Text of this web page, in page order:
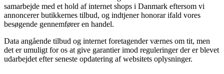
samarbejde med et hold af internet shops i Danmark eftersom vi
annoncerer butikkernes tilbud, og indtjener honorar ifald vores
besøgende gennemfører en handel.
Data angående tilbud og internet foretagender værnes om tit, men
det er umuligt for os at give garantier imod reguleringer der er blevet
udarbejdet efter seneste opdatering af websitets oplysninger.